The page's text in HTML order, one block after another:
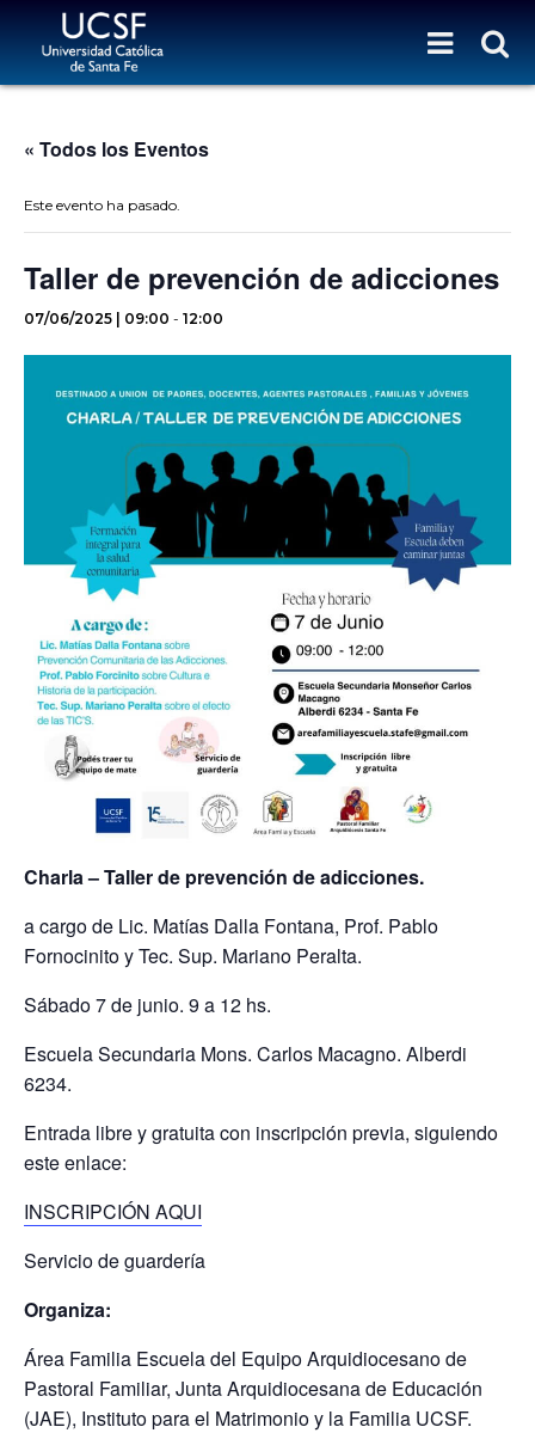
« Todos los Eventos
Este evento ha pasado.
Taller de prevención de adicciones
07/06/2025 | 09:00 - 12:00
Charla – Taller de prevención de adicciones.
a cargo de Lic. Matías Dalla Fontana, Prof. Pablo
Fornocinito y Tec. Sup. Mariano Peralta.
Sábado 7 de junio. 9 a 12 hs.
Escuela Secundaria Mons. Carlos Macagno. Alberdi
6234.
Entrada libre y gratuita con inscripción previa, siguiendo
este enlace:
INSCRIPCIÓN AQUI
Servicio de guardería
Organiza:
Área Familia Escuela del Equipo Arquidiocesano de
Pastoral Familiar, Junta Arquidiocesana de Educación
(JAE), Instituto para el Matrimonio y la Familia UCSF.